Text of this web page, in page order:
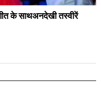
के साथअनदेखी तस्वीरें